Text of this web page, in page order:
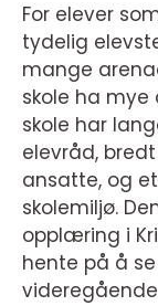
For elever
tydelig
mange
skole ha mye
skole har
elevråd,
ansatte, og
skolemiljø.
opplæring i
hente på å